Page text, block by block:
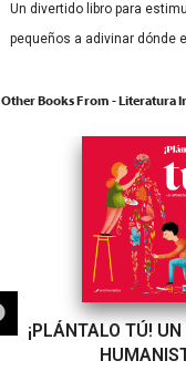
Un divertido libro para
pequeños a adivinar dónde
Other Books From - Literatura
¡PLÁNTALO TÚ!